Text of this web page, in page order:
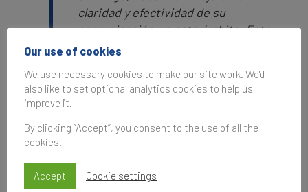
claridad y efectividad de su
comunicación en este ámbito. Esto
no solo ayudará a cerrar la brecha de
puede fortalecer su posicionamiento
en el mercado y aumentar su valor de
más consciente de los problemas
comunicación efectiva de
Our use of cookies
We use necessary cookies to make our site work. We'd
also like to set optional analytics cookies to help us
improve it.
By clicking “Accept”, you consent to the use of all the
cookies.
Accept Cookie settings